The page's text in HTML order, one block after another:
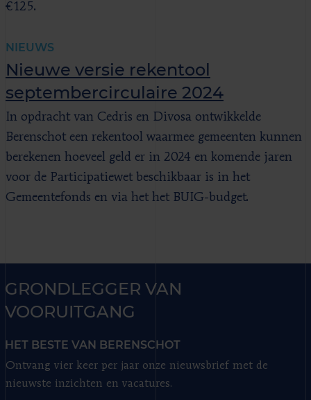
€125.
NIEUWS
Nieuwe versie rekentool
septembercirculaire 2024
In opdracht van Cedris en Divosa ontwikkelde
Berenschot een rekentool waarmee gemeenten kunnen
berekenen hoeveel geld er in 2024 en komende jaren
voor de Participatiewet beschikbaar is in het
Gemeentefonds en via het het BUIG-budget.
GRONDLEGGER VAN
VOORUITGANG
HET BESTE VAN BERENSCHOT
Ontvang vier keer per jaar onze nieuwsbrief met de
nieuwste inzichten en vacatures.